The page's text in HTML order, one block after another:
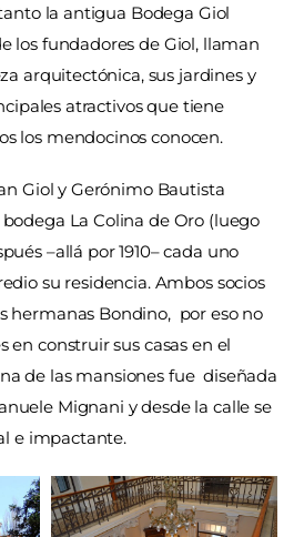
la antigua Bodega Giol
los fundadores de Giol, llaman
arquitectónica, sus jardines y
atractivos que tiene
los mendocinos conocen.
Giol y Gerónimo Bautista
La Colina de Oro (luego
–allá por 1910– cada uno
su residencia. Ambos socios
hermanas Bondino, por eso no
construir sus casas en el
de las mansiones fue diseñada
Mignani y desde la calle se
e impactante.